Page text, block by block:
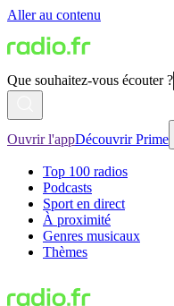
Aller au contenu
Que souhaitez-vous écouter ?
Ouvrir l'appDécouvrir Prime
Top 100 radios
Podcasts
Sport en direct
À proximité
Genres musicaux
Thèmes